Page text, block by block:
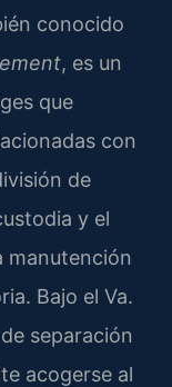
conocido
, es un
que
con
de
y el
manutención
Bajo el Va.
separación
acogerse al